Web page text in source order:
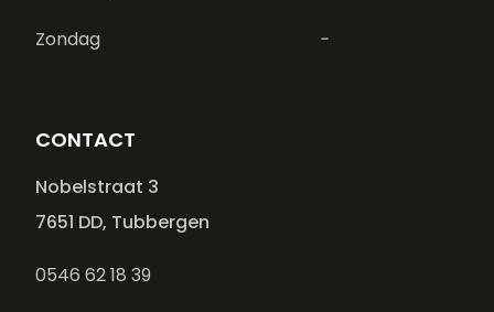
Zondag -
CONTACT
Nobelstraat 3
7651 DD, Tubbergen
0546 62 18 39